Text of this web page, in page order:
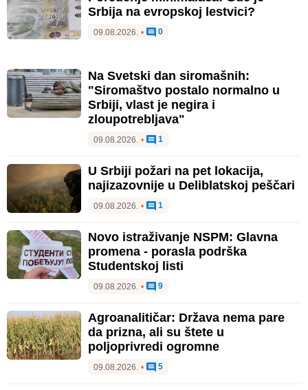
Srbija na evropskoj lestvici?
09.08.2026. • 0
Na Svetski dan siromašnih:
"Siromaštvo postalo normalno u
Srbiji, vlast je negira i
zloupotrebljava"
09.08.2026. • 1
U Srbiji požari na pet lokacija,
najizazovnije u Deliblatskoj peščari
09.08.2026. • 1
Novo istraživanje NSPM: Glavna
promena - porasla podrška
Studentskoj listi
09.08.2026. • 9
Agroanalitičar: Država nema pare
da prizna, ali su štete u
poljoprivredi ogromne
09.08.2026. • 5